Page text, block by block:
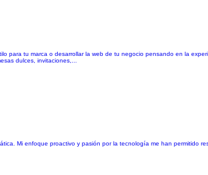
para tu marca o desarrollar la web de tu negocio pensando en la
dulces, invitaciones,...
Mi enfoque proactivo y pasión por la tecnología me han permitido